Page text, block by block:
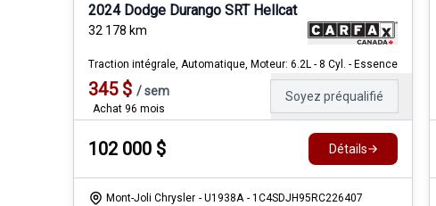
2024 Dodge Durango SRT Hellcat
32 178 km
Traction intégrale, Automatique, Moteur: 6.2L - 8 Cyl. - Essence
345$ /sem
Achat 96 mois
Soyez préqualifié
102 000 $ Détails
Mont-Joli Chrysler - U1938A - 1C4SDJH95RC226407